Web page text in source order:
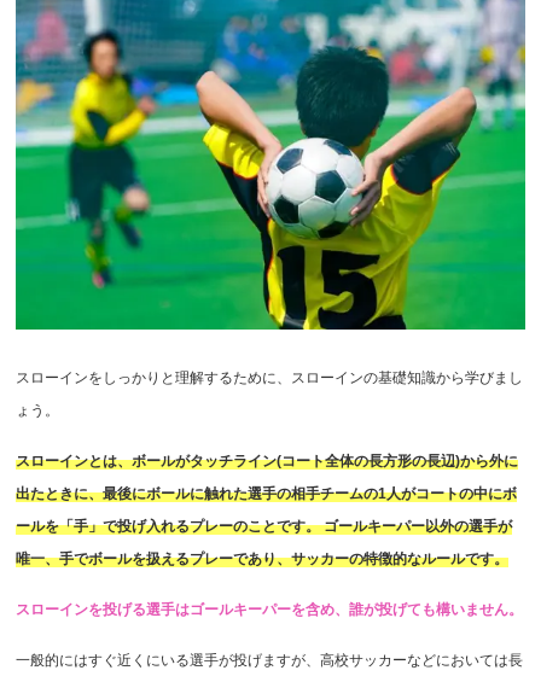
スローインをしっかりと理解するために、スローインの基礎知識から学びまし
ょう。
スローインとは、ボールがタッチライン(コート全体の長方形の長辺)から外に
出たときに、最後にボールに触れた選手の相手チームの1人がコートの中にボ
ールを「手」で投げ入れるプレーのことです。 ゴールキーパー以外の選手が
唯一、手でボールを扱えるプレーであり、サッカーの特徴的なルールです。
スローインを投げる選手はゴールキーパーを含め、誰が投げても構いません。
一般的にはすぐ近くにいる選手が投げますが、高校サッカーなどにおいては長